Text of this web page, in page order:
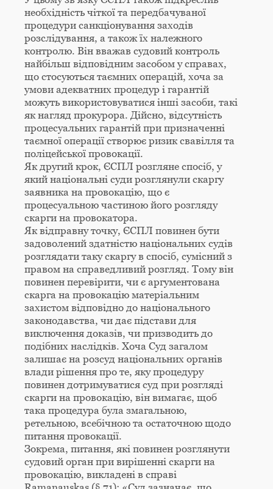
необхідність чіткої та передбачуваної
процедури санкціонування заходів
розслідування, а також їх належного
контролю. Він вважав судовий контроль
найбільш відповідним засобом у справах,
що стосуються таємних операцій, хоча за
умови адекватних процедур і гарантій
можуть використовуватися інші засоби, такі
як нагляд прокурора. Дійсно, відсутність
процесуальних гарантій при призначенні
таємної операції створює ризик свавілля та
поліцейської провокації.
Як другий крок, ЄСПЛ розгляне спосіб, у
який національні суди розглянули скаргу
заявника на провокацію, що є
процесуальною частиною його розгляду
скарги на провокатора.
Як відправну точку, ЄСПЛ повинен бути
задоволений здатністю національних судів
розглядати таку скаргу в спосіб, сумісний з
правом на справедливий розгляд. Тому він
повинен перевірити, чи є аргументована
скарга на провокацію матеріальним
захистом відповідно до національного
законодавства, чи дає підстави для
виключення доказів, чи призводить до
подібних наслідків. Хоча Суд загалом
залишає на розсуд національних органів
влади рішення про те, яку процедуру
повинен дотримуватися суд при розгляді
скарги на провокацію, він вимагає, щоб
така процедура була змагальною,
ретельною, всебічною та остаточною щодо
питання провокації.
Зокрема, питання, які повинен розглянути
судовий орган при вирішенні скарги на
провокацію, викладені в справі